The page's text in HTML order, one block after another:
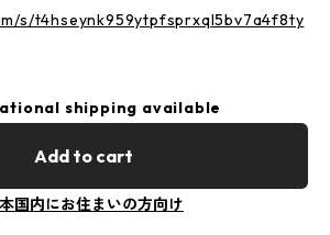
s/t4hseynk959ytpfsprxql5bv7a4f8ty
shipping available
Add to cart
国内にお住まいの方向け